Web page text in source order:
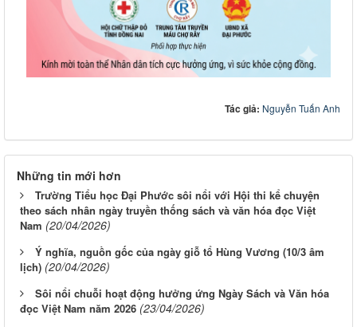
Tác giả: Nguyễn Tuấn Anh
Những tin mới hơn
Trường Tiểu học Đại Phước sôi nổi với Hội thi kể chuyện
theo sách nhân ngày truyền thống sách và văn hóa đọc Việt
Nam (20/04/2026)
Ý nghĩa, nguồn gốc của ngày giỗ tổ Hùng Vương (10/3 âm
lịch) (20/04/2026)
Sôi nổi chuỗi hoạt động hưởng ứng Ngày Sách và Văn hóa
đọc Việt Nam năm 2026 (23/04/2026)